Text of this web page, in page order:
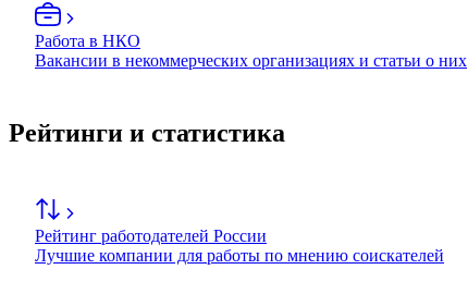
Работа в НКО
Вакансии в некоммерческих организациях и статьи о них
Рейтинги и статистика
Рейтинг работодателей России
Лучшие компании для работы по мнению соискателей